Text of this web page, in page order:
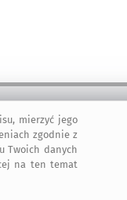
mierzyć jego
zgodnie z
Twoich danych
na ten temat